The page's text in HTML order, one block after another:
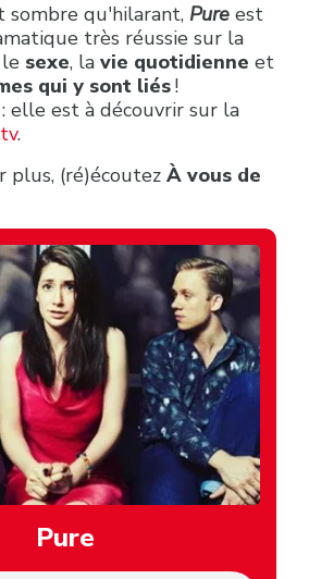
sombre qu'hilarant, Pure est
très réussie sur la
sexe, la vie quotidienne et
qui y sont liés!
elle est à découvrir sur la
.
plus, (ré)écoutez À vous de
Pure